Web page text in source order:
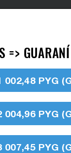
002,48 PYG
004,96 PYG
007,45 PYG